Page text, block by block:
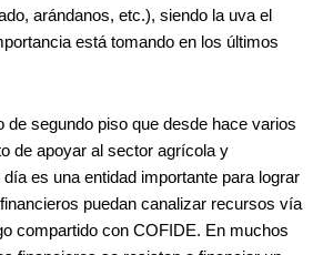
arándanos, etc.), siendo la uva el
está tomando en los últimos
de segundo piso que desde hace varios
de apoyar al sector agrícola y
es una entidad importante para lograr
puedan canalizar recursos vía
compartido con COFIDE. En muchos